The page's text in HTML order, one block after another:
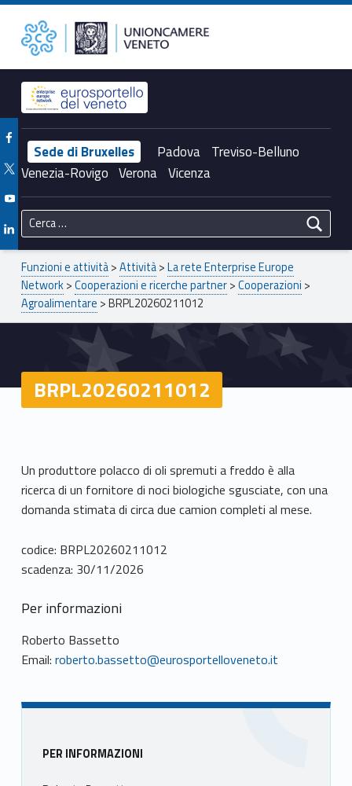
BRPL20260211012 – Unioncamere del Veneto Unioncamere del Veneto
Header info sidebar
Sede di Bruxelles Padova Treviso-Belluno
Venezia-Rovigo Verona Vicenza
Facebook Unioncamere Veneto
Twitter Unioncamere Veneto
Youtube Unioncamere Veneto
Linkedin Unioncamere Veneto
Ricerca per:
Breadcrumbs navigation
Funzioni e attività>Attività>La rete Enterprise Europe
Network>Cooperazioni e ricerche partner>Cooperazioni >
Agroalimentare >BRPL20260211012
BRPL20260211012
Un produttore polacco di oli spremuti a freddo è alla
ricerca di un fornitore di noci biologiche sgusciate, con una
domanda stimata di circa due camion completi al mese.
codice: BRPL20260211012
scadenza: 30/11/2026
Per informazioni
Roberto Bassetto
Email: roberto.bassetto@eurosportelloveneto.it
Sidebar
PER INFORMAZIONI